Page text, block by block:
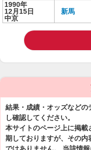
1990年
12月15日
中京
新馬
結果・成績・オッズなど
し確認してください。
本サイトのページ上に掲
期しておりますが、その